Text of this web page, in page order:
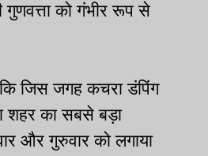
को गंभीर रूप से
कि जिस जगह कचरा डंपिंग
शहर का सबसे बड़ा
और गुरुवार को लगाया